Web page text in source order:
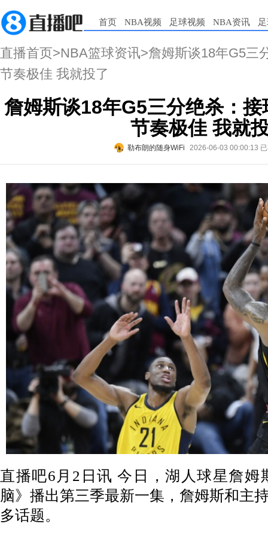
首页 NBA视频 足球视频 NBA资讯
直播首页>NBA篮球资讯>詹姆斯谈18年G5三
节奏极佳 我就投了
詹姆斯谈18年G5三分绝杀：
节奏极佳 我就
勒布朗的随身WiFi 2026-06-03 00:00:13
直播吧6月2日讯 今日，湖人球星詹姆
脑》播出第三季最新一集，詹姆斯和主
多话题。